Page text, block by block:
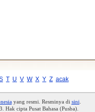
T U V W X Y Z acak
yang resmi. Resminya di sini
Hak cipta Pusat Bahasa (Pusba).